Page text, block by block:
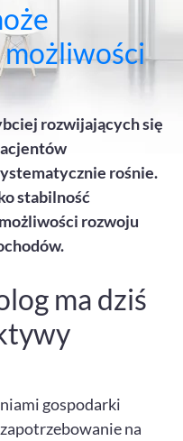
rozwijających się
rośnie.
stabilność
rozwoju
ma dziś
gospodarki
na